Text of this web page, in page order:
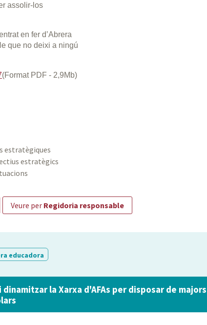
assolir-los
en fer d’Abrera
que no deixi a ningú
(Format PDF - 2,9Mb)
estratègiques
estratègics
veure per Regidoria responsable
educadora
dinamitzar la Xarxa d'AFAs per disposar de